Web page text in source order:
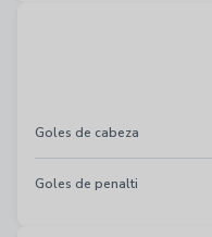
Goles de cabeza
Goles de penalti